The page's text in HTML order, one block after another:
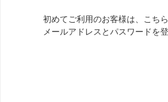
初めてご利用のお客様は、こち
メールアドレスとパスワードを